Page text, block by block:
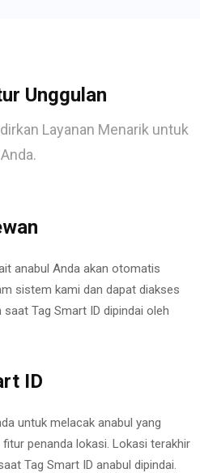
Unggulan
Layanan Menarik untuk
Anda.
anabul Anda akan otomatis
sistem kami dan dapat diakses
saat Tag Smart ID dipindai oleh
ID
untuk melacak anabul yang
fitur penanda lokasi. Lokasi terakhir
Tag Smart ID anabul dipindai.